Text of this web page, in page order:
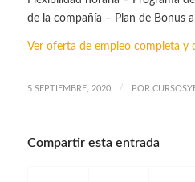
de la compañía – Plan de Bonus
Ver oferta de empleo completa y
5 SEPTIEMBRE, 2020 / POR
Compartir esta entrada